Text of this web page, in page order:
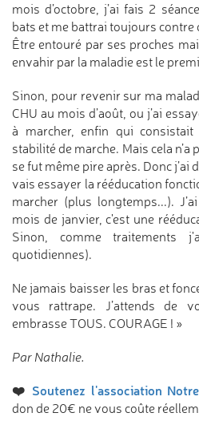
mois d’octobre, j’ai fais 2
bats et me battrai toujours contre
Être entouré par ses proches
envahir par la maladie est le
Sinon, pour revenir sur ma
CHU au mois d’août, ou j’ai
à marcher, enfin qui
stabilité de marche. Mais cela
se fut même pire après. Donc j’ai
vais essayer la rééducation
marcher (plus longtemps...).
mois de janvier, c'est une
Sinon, comme traitements
quotidiennes).
Ne jamais baisser les bras et
vous rattrape. J’attends de
embrasse TOUS. COURAGE ! »
Par Nathalie.
❤️ Soutenez l'association
don de 20€ ne vous coûte